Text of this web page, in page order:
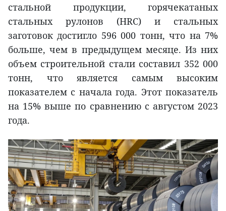
стальной продукции, горячекатаных
стальных рулонов (HRC) и стальных
заготовок достигло 596 000 тонн, что на 7%
больше, чем в предыдущем месяце. Из них
объем строительной стали составил 352 000
тонн, что является самым высоким
показателем с начала года. Этот показатель
на 15% выше по сравнению с августом 2023
года.